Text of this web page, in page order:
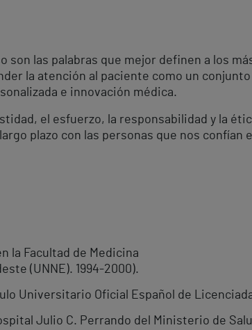
son las palabras que mejor definen a los
la atención al paciente como un
e innovación médica.
el esfuerzo, la responsabilidad y la
plazo con las personas que nos confían
la Facultad de Medicina
(UNNE). 1994-2000).
Universitario Oficial Español de
Julio C. Perrando del Ministerio de